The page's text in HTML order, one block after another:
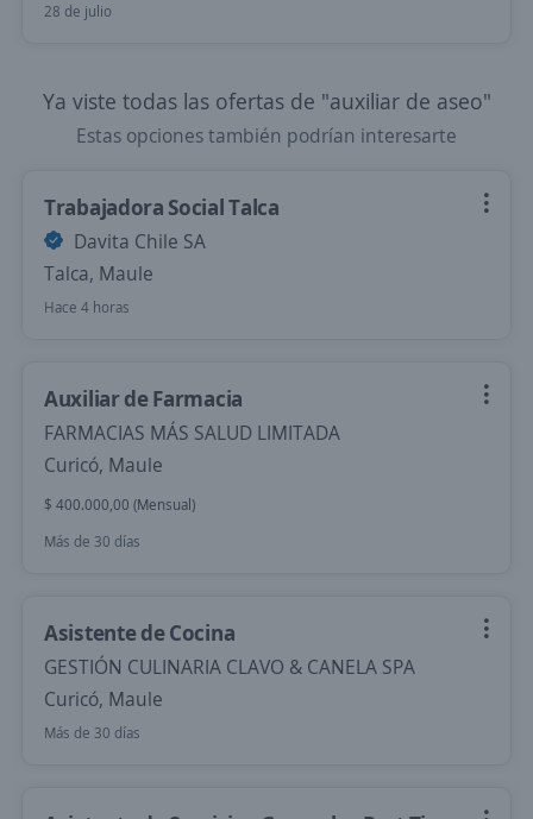
28 de julio
Ya viste todas las ofertas de "auxiliar de aseo"
Estas opciones también podrían interesarte
Trabajadora Social Talca
Davita Chile SA
Talca, Maule
Hace 4 horas
Auxiliar de Farmacia
FARMACIAS MÁS SALUD LIMITADA
Curicó, Maule
$ 400.000,00 (Mensual)
Más de 30 días
Asistente de Cocina
GESTIÓN CULINARIA CLAVO & CANELA SPA
Curicó, Maule
Más de 30 días